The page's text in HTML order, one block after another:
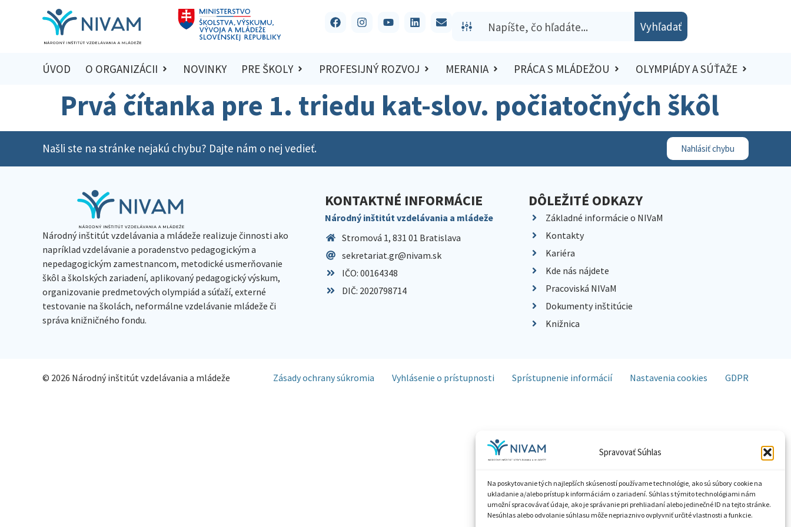
Spravovať Súhlas
Na poskytovanie tých najlepších skúseností používame technológie, ako sú súbory cookie na
ukladanie a/alebo prístup k informáciám o zariadení. Súhlas s týmito technológiami nám
umožní spracovávať údaje, ako je správanie pri prehliadaní alebo jedinečné ID na tejto stránke.
Nesúhlas alebo odvolanie súhlasu môže nepriaznivo ovplyvniť určité vlastnosti a funkcie.
Vyhľadať
ÚVOD O ORGANIZÁCII NOVINKY PRE ŠKOLY PROFESIJNÝ ROZVOJ MERANIA PRÁCA S MLÁDEŽOU OLYMPIÁDY A SÚŤAŽE
Prvá čítanka pre 1. triedu kat-slov. počiatočných škôl
Našli ste na stránke nejakú chybu? Dajte nám o nej vedieť. Nahlásiť chybu
Národný inštitút vzdelávania a mládeže realizuje činnosti ako
napríklad vzdelávanie a poradenstvo pedagogickým a
nepedagogickým zamestnancom, metodické usmerňovanie
škôl a školských zariadení, aplikovaný pedagogický výskum,
organizovanie predmetových olympiád a súťaží, externé
testovanie na školách, neformálne vzdelávanie mládeže či
správa knižničného fondu.
KONTAKTNÉ INFORMÁCIE
Národný inštitút vzdelávania a mládeže
Stromová 1, 831 01 Bratislava
sekretariat.gr@nivam.sk
IČO: 00164348
DIČ: 2020798714
DÔLEŽITÉ ODKAZY
Základné informácie o NIVaM
Kontakty
Kariéra
Kde nás nájdete
Pracoviská NIVaM
Dokumenty inštitúcie
Knižnica
© 2026 Národný inštitút vzdelávania a mládeže Zásady ochrany súkromia Vyhlásenie o prístupnosti Sprístupnenie informácií Nastavenia cookies GDPR